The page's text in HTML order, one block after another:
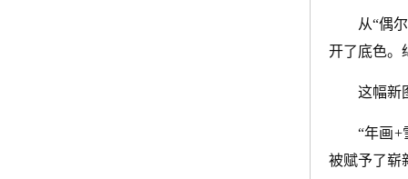
从“偶
开了底色。
这幅新
“年画+
被赋予了崭